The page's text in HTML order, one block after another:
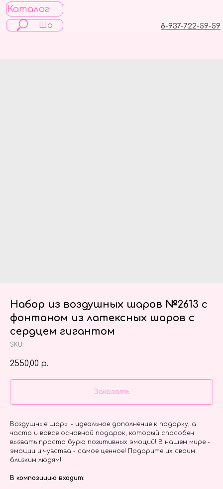
Каталог
8-937-722-59-59
Набор из воздушных шаров №2613 с
фонтаном из латексных шаров с
сердцем гигантом
SKU:
2550,00 р.
Заказать
Воздушные шары - идеальное дополнение к подарку, а
часто и вовсе основной подарок, который способен
вызвать просто бурю позитивных эмоций! В нашем мире -
эмоции и чувства - самое ценное! Подарите их своим
близким людям!
В композицию входит: